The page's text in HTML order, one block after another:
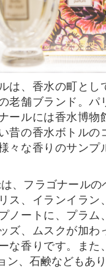
老舗ブランド。パ
ールには香水博物
昔の香水ボトルの
々な香りのサンプ
ス、イランイラン
ノートに、プラム
ズ、ムスクが加わ
な香りです。また
ン、石鹸などもあり